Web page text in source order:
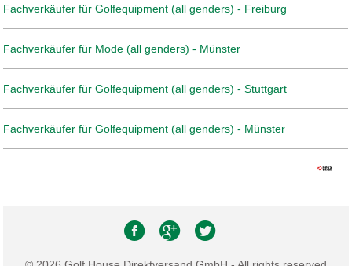
Fachverkäufer für Golfequipment (all genders) - Freiburg
Fachverkäufer für Mode (all genders) - Münster
Fachverkäufer für Golfequipment (all genders) - Stuttgart
Fachverkäufer für Golfequipment (all genders) - Münster